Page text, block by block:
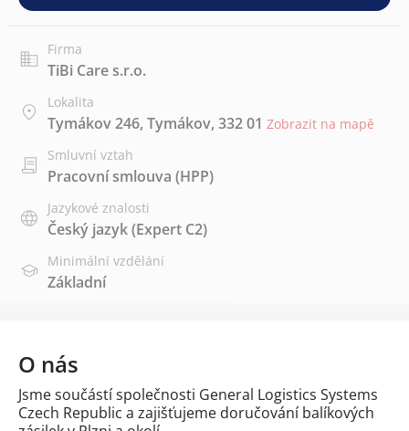
Firma
TiBi Care s.r.o.
Lokalita
Tymákov 246, Tymákov, 332 01 Zobrazit na mapě
Smluvní vztah
Pracovní smlouva (HPP)
Jazykové znalosti
Český jazyk(Expert C2)
Minimální vzdělání
Základní
O nás
Jsme součástí společnosti General Logistics Systems
Czech Republic a zajišťujeme doručování balíkových